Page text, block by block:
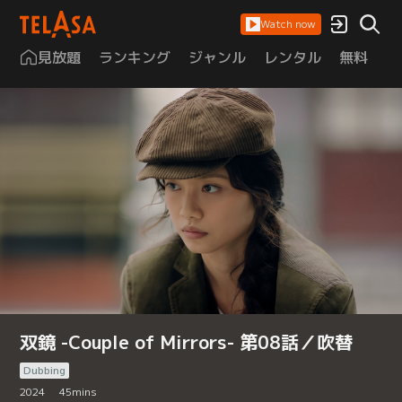
Watch now
見放題 ランキング ジャンル レンタル 無料
双鏡 -Couple of Mirrors- 第08話／吹替
Dubbing
2024
45mins